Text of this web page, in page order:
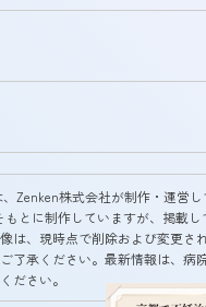
Zenken株式会社が制作・運営し
もとに制作していますが、掲載し
は、現時点で削除および変更さ
了承ください。最新情報は、病
ださい。